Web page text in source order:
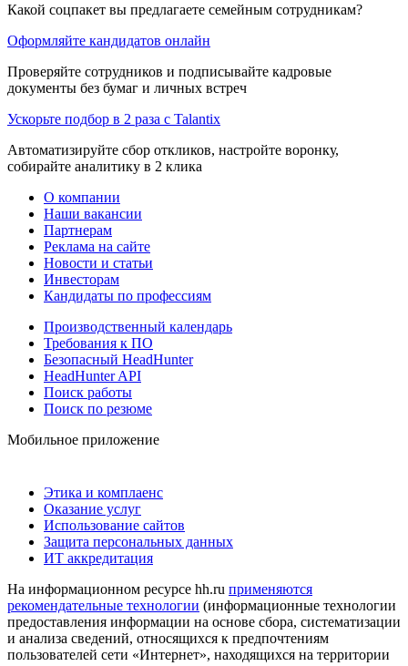
Какой соцпакет вы предлагаете семейным сотрудникам?
Оформляйте кандидатов онлайн
Проверяйте сотрудников и подписывайте кадровые
документы без бумаг и личных встреч
Ускорьте подбор в 2 раза с Talantix
Автоматизируйте сбор откликов, настройте воронку,
собирайте аналитику в 2 клика
О компании
Наши вакансии
Партнерам
Реклама на сайте
Новости и статьи
Инвесторам
Кандидаты по профессиям
Производственный календарь
Требования к ПО
Безопасный HeadHunter
HeadHunter API
Поиск работы
Поиск по резюме
Мобильное приложение
Этика и комплаенс
Оказание услуг
Использование сайтов
Защита персональных данных
ИТ аккредитация
На информационном ресурсе hh.ru применяются
рекомендательные технологии (информационные технологии
предоставления информации на основе сбора, систематизации
и анализа сведений, относящихся к предпочтениям
пользователей сети «Интернет», находящихся на территории